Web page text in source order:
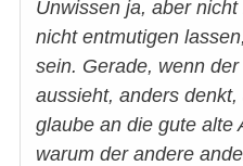
Unwissen ja, aber
nicht entmutigen
sein. Gerade, wenn
aussieht, anders
glaube an die gute alte
warum der andere